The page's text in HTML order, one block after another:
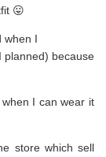
😛
when I
planned) because
I can wear it
store which sell